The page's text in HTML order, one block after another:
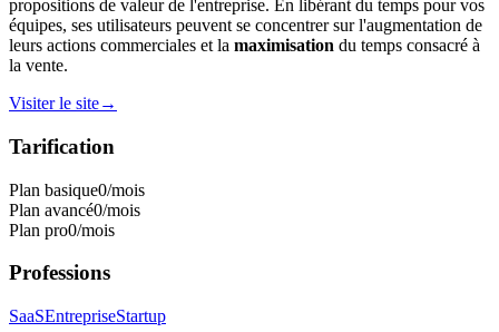
propositions de valeur de l'entreprise. En libérant du temps pour vos
équipes, ses utilisateurs peuvent se concentrer sur l'augmentation de
leurs actions commerciales et la maximisation du temps consacré à
la vente.
Visiter le site→
Tarification
Plan basique0/mois
Plan avancé0/mois
Plan pro0/mois
Professions
SaaSEntrepriseStartup